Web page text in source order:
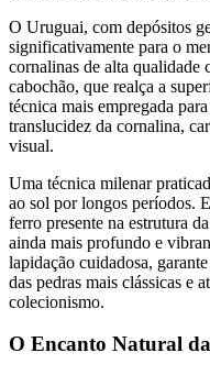
O Uruguai, com depósitos
significativamente para o
cornalinas de alta qualidade
cabochão, que realça a
técnica mais empregada
translucidez da cornalina,
visual.
Uma técnica milenar
ao sol por longos períodos.
ferro presente na estrutura
ainda mais profundo e
lapidação cuidadosa,
das pedras mais clássicas e
colecionismo.
O Encanto Natural